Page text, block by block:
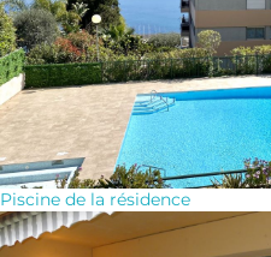
Piscine de la résidence